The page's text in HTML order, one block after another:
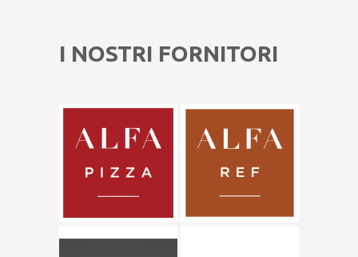
I NOSTRI FORNITORI